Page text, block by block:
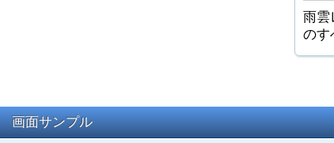
雨雲
のす
画面サンプル